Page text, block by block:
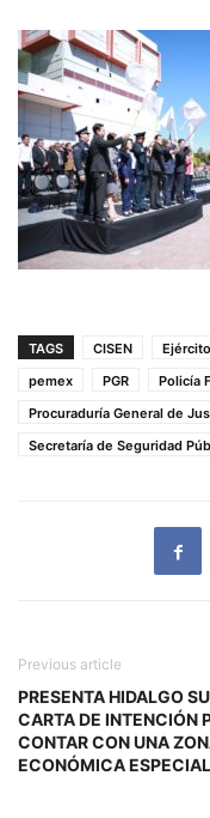
TAGS CISEN
pemex
PGR
Policía
Procuraduría General de
Secretaría de Seguridad
Previous article
PRESENTA HIDALGO SU
CARTA DE INTENCIÓN
CONTAR CON UNA
ECONÓMICA ESPECIAL